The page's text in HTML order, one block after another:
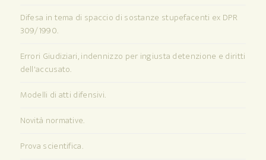
Difesa in tema di spaccio di sostanze stupefacenti ex DPR
309/1990.
Errori Giudiziari, indennizzo per ingiusta detenzione e diritti
dell'accusato.
Modelli di atti difensivi.
Novità normative.
Prova scientifica.